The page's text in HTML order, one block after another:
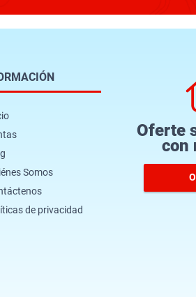
Somos
de privacidad
Oferte
con